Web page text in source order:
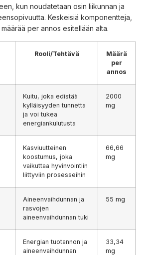
kun noudatetaan osin liikunnan ja
Keskeisiä komponentteja,
per annos esitellään alta.
Rooli/Tehtävä
Määrä
per
annos
Kuitu, joka edistää
kylläisyyden tunnetta
ja voi tukea
energiankulutusta
2000
mg
Kasviuutteinen
koostumus, joka
vaikuttaa hyvinvointiin
liittyviin prosesseihin
66,66
mg
Aineenvaihdunnan ja
rasvojen
aineenvaihdunnan tuki
55 mg
Energian tuotannon ja
aineenvaihdunnan
33,34
mg